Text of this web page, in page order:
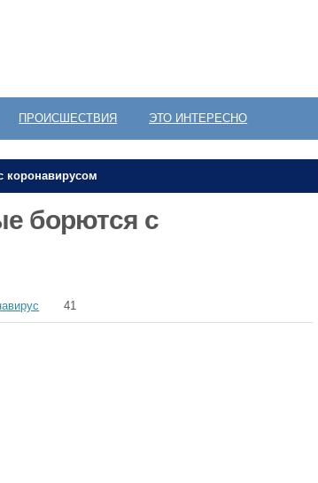
ПРОИСШЕСТВИЯ ЭТО ИНТЕРЕСНО
коронавирусом
борются с
41